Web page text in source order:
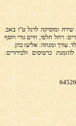
ומוסיקה לרגל ט"ו באב.
רחל חלפי, חיים גורי ויוסף
עורך ומנחה: אליעז כהן.
כרטיסים ולבירורים: